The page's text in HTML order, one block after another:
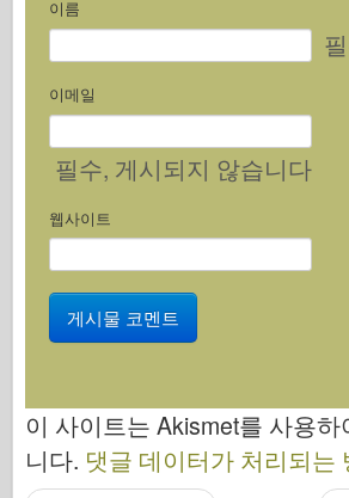
이름
이메일
필수, 게시되지 않습니다
웹사이트
이 사이트는 Akismet를 사용하
니다. 댓글 데이터가 처리되는